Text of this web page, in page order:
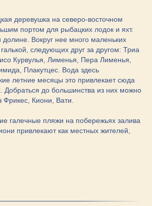
деревушка на северо-восточном
портом для рыбацких лодок и яхт.
Вокруг нее много маленьких
следующих друг за другом: Триа
Курвулья, Лименья, Пера Лименья,
Плакутцес. Вода здесь
летние месяцы это привлекает сюда
до большинства из них можно
Фрикес, Киони, Вати.
галечные пляжи на побережьях залива
привлекают как местных жителей,